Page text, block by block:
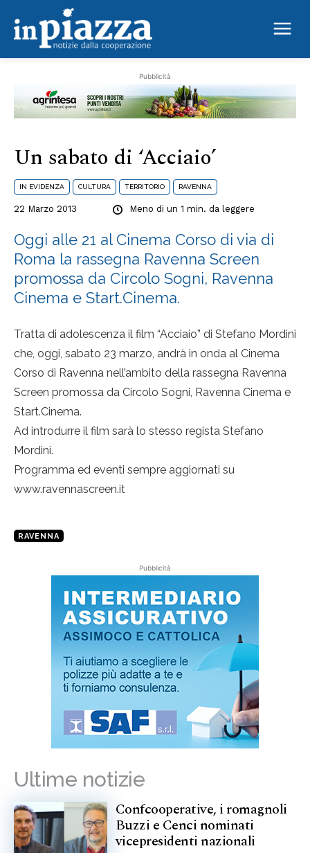
Pubblicità
Un sabato di ‘Acciaio’
IN EVIDENZA CULTURA TERRITORIO RAVENNA
22 Marzo 2013 Meno di un 1 min. da leggere
Oggi alle 21 al Cinema Corso di via di
Roma la rassegna Ravenna Screen
promossa da Circolo Sogni, Ravenna
Cinema e Start.Cinema.
Tratta di adolescenza il film “Acciaio” di Stefano Mordini
che, oggi, sabato 23 marzo, andrà in onda al Cinema
Corso di Ravenna nell’ambito della rassegna Ravenna
Screen promossa da Circolo Sogni, Ravenna Cinema e
Start.Cinema.
Ad introdurre il film sarà lo stesso regista Stefano
Mordini.
Programma ed eventi sempre aggiornati su
www.ravennascreen.it
RAVENNA
Pubblicità
Ultime notizie
Confcooperative, i romagnoli
Buzzi e Cenci nominati
vicepresidenti nazionali